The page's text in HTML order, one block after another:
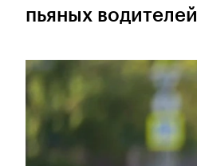
пьяных водителей